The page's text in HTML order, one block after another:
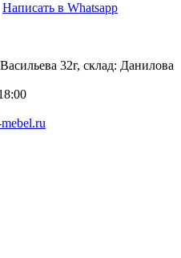
Написать в Whatsapp
32г, склад: Данилова